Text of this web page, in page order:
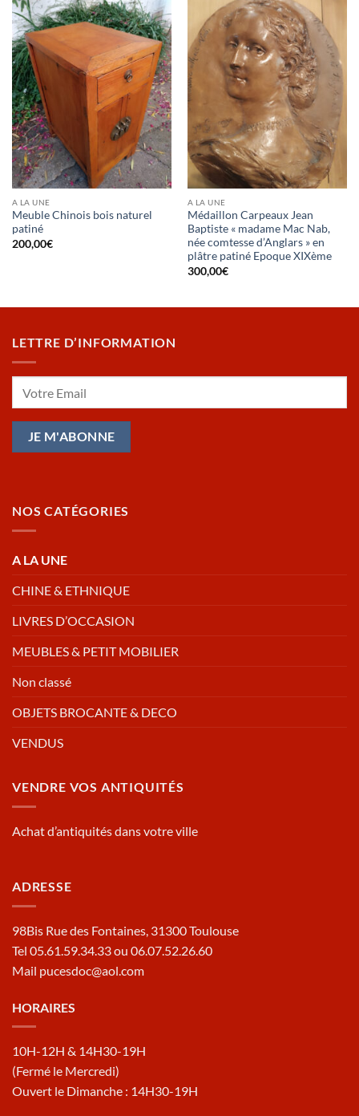
A LA UNE
Meuble Chinois bois naturel
patiné
200,00€
A LA UNE
Médaillon Carpeaux Jean
Baptiste « madame Mac Nab,
née comtesse d’Anglars » en
plâtre patiné Epoque XIXème
300,00€
LETTRE D’INFORMATION
NOS CATÉGORIES
A LA UNE
CHINE & ETHNIQUE
LIVRES D’OCCASION
MEUBLES & PETIT MOBILIER
Non classé
OBJETS BROCANTE & DECO
VENDUS
VENDRE VOS ANTIQUITÉS
Achat d’antiquités dans votre ville
ADRESSE
98Bis Rue des Fontaines, 31300 Toulouse
Tel 05.61.59.34.33 ou 06.07.52.26.60
Mail pucesdoc@aol.com
HORAIRES
10H-12H & 14H30-19H
(Fermé le Mercredi)
Ouvert le Dimanche : 14H30-19H